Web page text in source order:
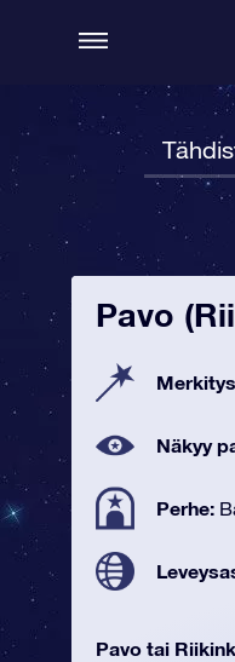
Pavo
Näkyy
Perhe:
Pavo tai